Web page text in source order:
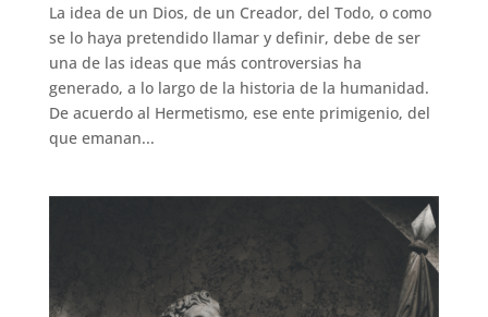
La idea de un Dios, de un Creador, del Todo, o como
se lo haya pretendido llamar y definir, debe de ser
una de las ideas que más controversias ha
generado, a lo largo de la historia de la humanidad.
De acuerdo al Hermetismo, ese ente primigenio, del
que emanan...